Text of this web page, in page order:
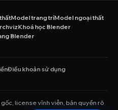
Model trang tríModel ngoại thất
Khoá học Blender
Blender
Điều khoản sử dụng
license vĩnh viễn, bản quyền rõ